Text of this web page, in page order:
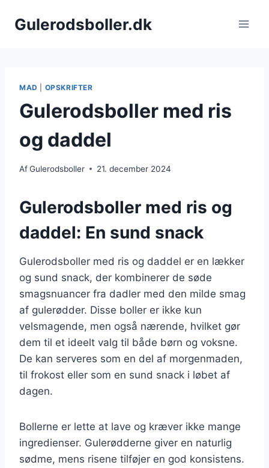
Gulerodsboller.dk
MAD OPSKRIFTER
Gulerodsboller med ris
og daddel
AfGulerodsboller 21. december 2024
Gulerodsboller med ris og
daddel: En sund snack
Gulerodsboller med ris og daddel er en lækker
og sund snack, der kombinerer de søde
smagsnuancer fra dadler med den milde smag
af gulerødder. Disse boller er ikke kun
velsmagende, men også nærende, hvilket gør
dem til et ideelt valg til både børn og voksne.
De kan serveres som en del af morgenmaden,
til frokost eller som en sund snack i løbet af
dagen.
Bollerne er lette at lave og kræver ikke mange
ingredienser. Gulerødderne giver en naturlig
sødme, mens risene tilføjer en god konsistens.